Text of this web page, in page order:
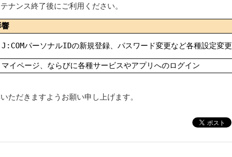
ナンス終了後にご利用ください。
響
J:COMパーソナルIDの新規登録、パスワード変更など各種設定変更
マイページ、ならびに各種サービスやアプリへのログイン
ただきますようお願い申し上げます。